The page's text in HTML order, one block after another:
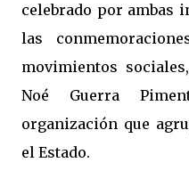
celebrado por ambas
las
movimientos
Noé Guerra
organización que
el Estado.